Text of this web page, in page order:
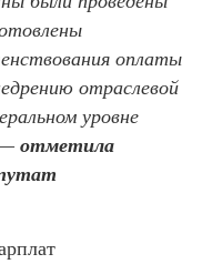
оплаты
отраслевой
уровне
— отметила